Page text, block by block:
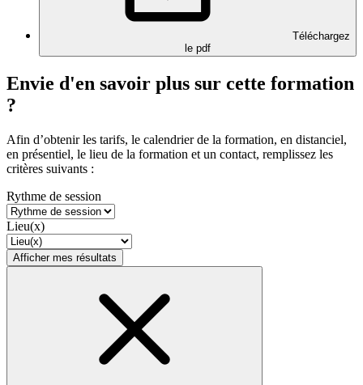
Téléchargez
le pdf
Envie d'en savoir plus sur cette formation
?
Afin d’obtenir les tarifs, le calendrier de la formation, en distanciel,
en présentiel, le lieu de la formation et un contact, remplissez les
critères suivants :
Rythme de session
Lieu(x)
Afficher mes résultats